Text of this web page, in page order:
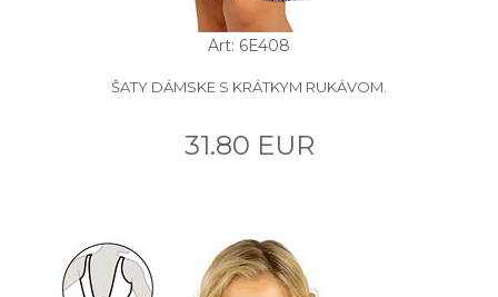
Art: 6E408
ŠATY DÁMSKE S KRÁTKYM RUKÁVOM.
31.80 EUR